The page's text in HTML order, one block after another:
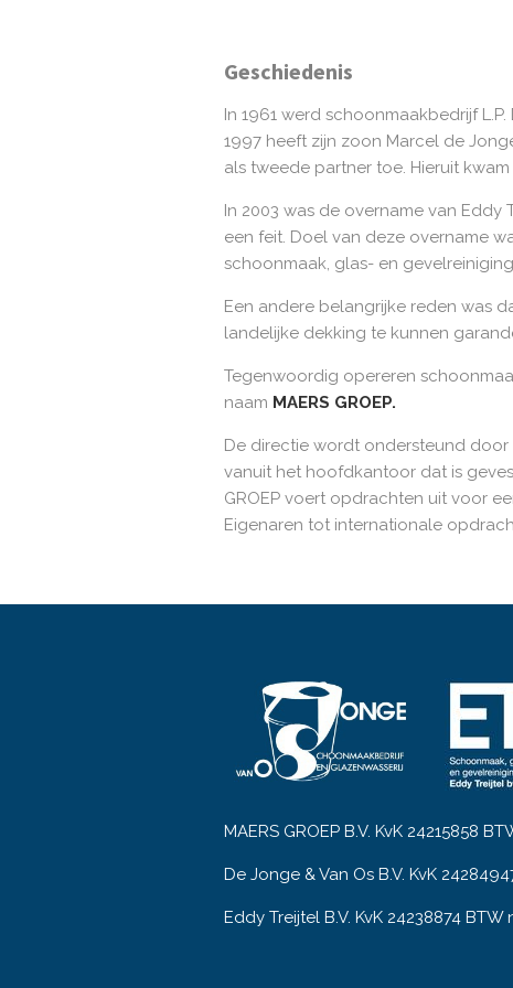
Geschiedenis
In 1961 werd schoonmaakbedrijf
1997 heeft zijn zoon Marcel de
als tweede partner toe. Hieruit
In 2003 was de overname van Eddy
een feit. Doel van deze overname
schoonmaak, glas- en
Een andere belangrijke reden was
landelijke dekking te kunnen
Tegenwoordig opereren
naam MAERS GROEP.
De directie wordt ondersteund
vanuit het hoofdkantoor dat is
GROEP voert opdrachten uit voor
Eigenaren tot internationale
MAERS GROEP B.V. KvK 24215858
De Jonge & Van Os B.V. KvK
Eddy Treijtel B.V. KvK 24238874 BTW